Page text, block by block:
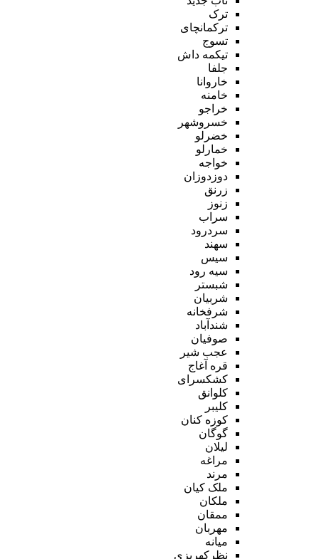
ترک
ترکمانچای
تسوج
تیکمه داش
جلفا
خاروانا
خامنه
خراجو
خسروشهر
خضرلو
خمارلو
خواجه
دوزدوزان
زرنق
زنوز
سراب
سردرود
سهند
سیس
سیه رود
شبستر
شربیان
شرفخانه
شندآباد
صوفیان
عجب شیر
قره آغاج
کشکسرای
کلوانق
کلیبر
کوزه کنان
گوگان
لیلان
مراغه
مرند
ملک کیان
ملکان
ممقان
مهربان
میانه
نظرکهریزی